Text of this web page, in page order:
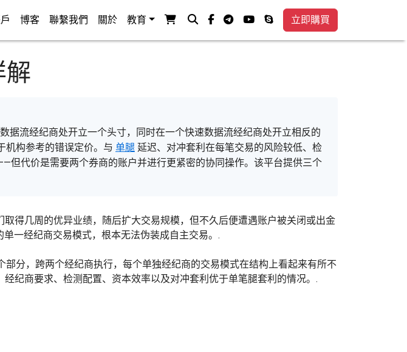
博客 聯繫我們 關於 教育 查看购物车
搜索facebook-f
电传视频电话立即購買
解
据流经纪商处开立一个头寸，同时在一个快速数据流经纪商处开立相反的
机构参考的错误定价。与 单腿 延迟、对冲套利在每笔交易的风险较低、检
代价是需要两个券商的账户并进行更紧密的协同操作。该平台提供三个
取得几周的优异业绩，随后扩大交易规模，但不久后便遭遇账户被关闭或出金
一经纪商交易模式，根本无法伪装成自主交易。.
部分，跨两个经纪商执行，每个单独经纪商的交易模式在结构上看起来有所不
纪商要求、检测配置、资本效率以及对冲套利优于单笔腿套利的情况。.